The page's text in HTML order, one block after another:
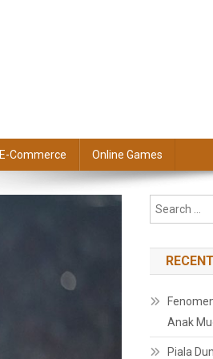
E-Commerce Online Games
Anak
Piala